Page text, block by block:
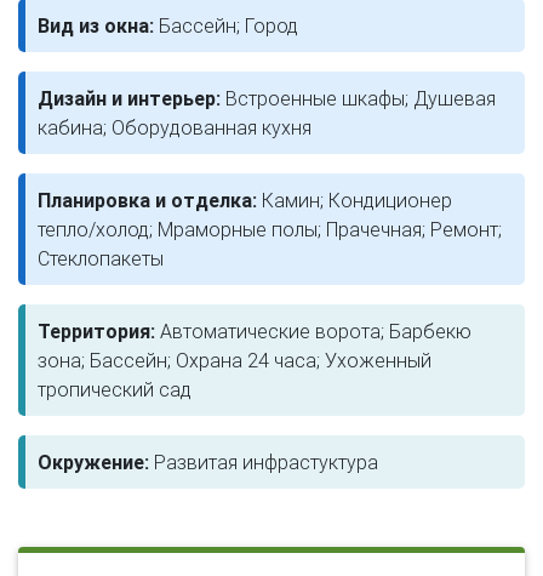
Вид из окна: Бассейн; Город
Дизайн и интерьер: Встроенные шкафы; Душевая
кабина; Оборудованная кухня
Планировка и отделка: Камин; Кондиционер
тепло/холод; Мраморные полы; Прачечная; Ремонт;
Стеклопакеты
Территория: Автоматические ворота; Барбекю
зона; Бассейн; Охрана 24 часа; Ухоженный
тропический сад
Окружение: Развитая инфрастуктура